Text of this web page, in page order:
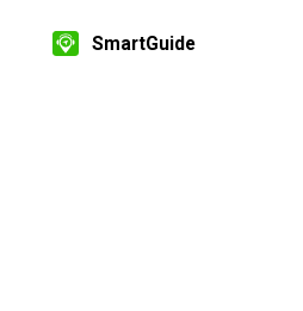
SmartGuide